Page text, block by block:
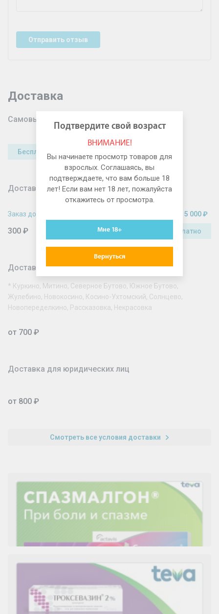
Отправить отзыв
Доставка
Самовывоз из аптеки в Москве
Бесплатно
Доставка по Москве в пределах МКАД
Заказ до
300 ₽
5 000 ₽
Бесплатно
Доставка по Москве за МКАД
* Куркино, Митино, Северное Бутово, Южное Бутово,
Жулебино, Новокосино, Косино-Ухтомский, Солнцево,
Новопеределкино, Рассказовка, Некрасовка
от 700 ₽
Доставка для юридических лиц
от 800 ₽
Смотреть все условия доставки
Подтвердите свой возраст
ВНИМАНИЕ!
Вы начинаете просмотр товаров для
взрослых. Соглашаясь, вы
подтверждаете, что вам больше 18
лет! Если вам нет 18 лет, пожалуйста
откажитесь от просмотра.
Мне 18+
Вернуться